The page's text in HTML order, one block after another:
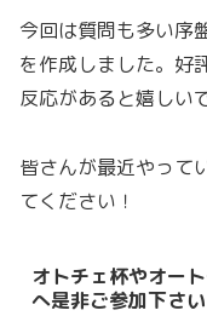
今回は質問も多い序
を作成しました。好
反応があると嬉しい
皆さんが最近やって
てください！
オトチェ杯やオー
へ是非ご参加下さい